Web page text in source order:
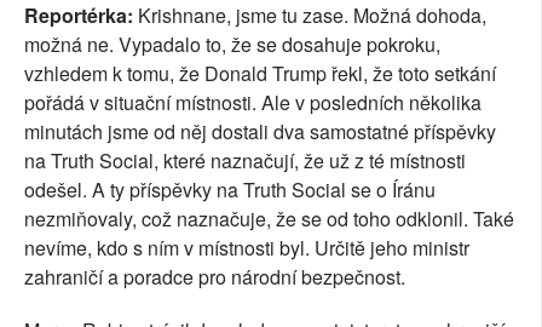
Reportérka: Krishnane, jsme tu zase. Možná dohoda,
možná ne. Vypadalo to, že se dosahuje pokroku,
vzhledem k tomu, že Donald Trump řekl, že toto setkání
pořádá v situační místnosti. Ale v posledních několika
minutách jsme od něj dostali dva samostatné příspěvky
na Truth Social, které naznačují, že už z té místnosti
odešel. A ty příspěvky na Truth Social se o Íránu
nezmiňovaly, což naznačuje, že se od toho odklonil. Také
nevíme, kdo s ním v místnosti byl. Určitě jeho ministr
zahraničí a poradce pro národní bezpečnost.